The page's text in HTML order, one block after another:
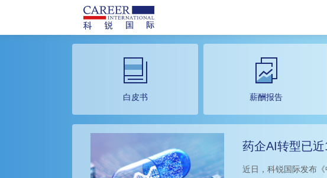
白皮书 薪酬报告
药企AI转型已
近日，科锐国际发布